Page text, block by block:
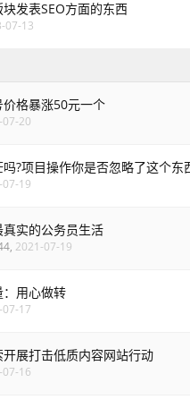
发表SEO方面的东西
07-13
格暴涨50元一个
20
?项目操作你是否忽略了这个东
19
实的公务员生活
, 2021-07-19
用心做转
17
展打击低质内容网站行动
16